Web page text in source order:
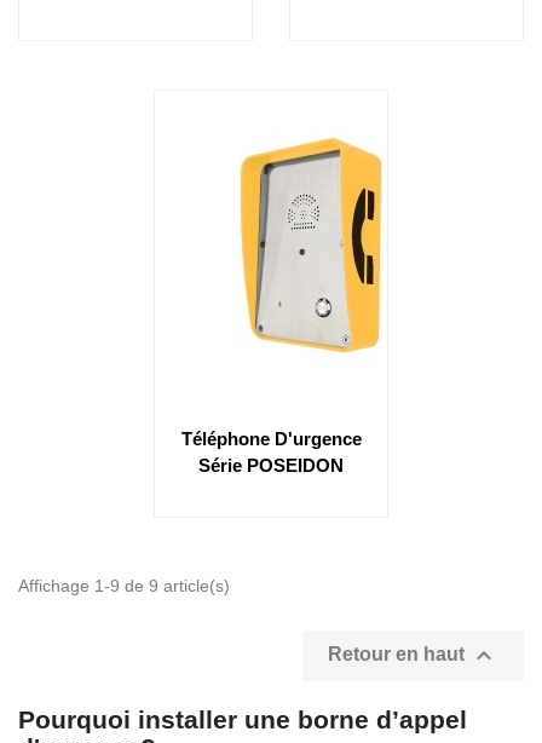
Téléphone D'urgence
Série POSEIDON
Affichage 1-9 de 9 article(s)
Retour en haut 
Pourquoi installer une borne d’appel